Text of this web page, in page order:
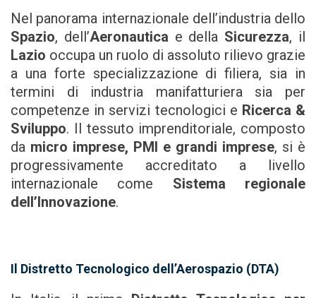
Nel panorama internazionale dell’industria dello
Spazio, dell’Aeronautica e della Sicurezza, il
Lazio occupa un ruolo di assoluto rilievo grazie
a una forte specializzazione di filiera, sia in
termini di industria manifatturiera sia per
competenze in servizi tecnologici e Ricerca &
Sviluppo. Il tessuto imprenditoriale, composto
da micro imprese, PMI e grandi imprese, si è
progressivamente accreditato a livello
internazionale come Sistema regionale
dell’Innovazione.
Il Distretto Tecnologico dell’Aerospazio (DTA)